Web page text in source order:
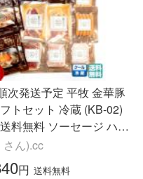
次発送予定 平牧 金華豚
トセット 冷蔵 (KB-02)
料無料 ソーセージ ハム
味噌漬 お中元 夏
【B02】
ん).cc
円 送料無料